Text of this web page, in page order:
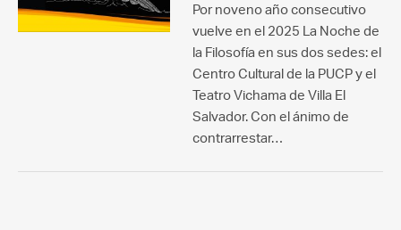
Por noveno año consecutivo
vuelve en el 2025 La Noche de
la Filosofía en sus dos sedes: el
Centro Cultural de la PUCP y el
Teatro Vichama de Villa El
Salvador. Con el ánimo de
contrarrestar…